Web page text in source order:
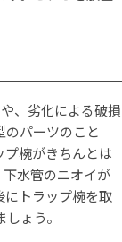
、劣化による破損
のパーツのこと
椀がきちんとは
水管のニオイが
にトラップ椀を取
ょう。